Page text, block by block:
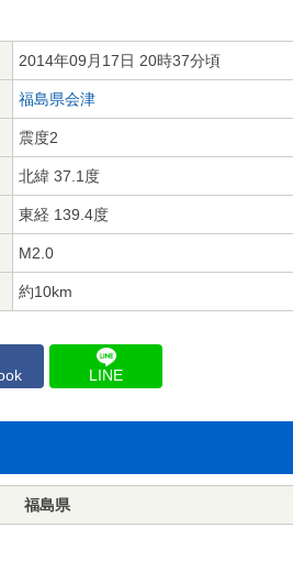
2014年09月17日 20時37分頃
福島県会津
震度2
北緯 37.1度
東経 139.4度
M2.0
約10km
LINE
福島県